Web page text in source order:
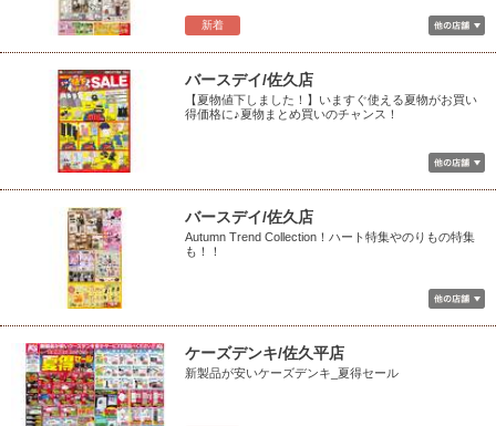
新着
バースデイ/佐久店
【夏物値下しました！】いますぐ使える夏物がお買い
得価格に♪夏物まとめ買いのチャンス！
バースデイ/佐久店
Autumn Trend Collection！ハート特集やのりもの特集
も！！
ケーズデンキ/佐久平店
新製品が安いケーズデンキ_夏得セール